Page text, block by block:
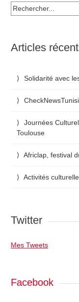
Search
for:
Articles
Solidarité avec
Journées
Toulouse
Africlap, festival
Activités
Twitter
Mes Tweets
Facebook